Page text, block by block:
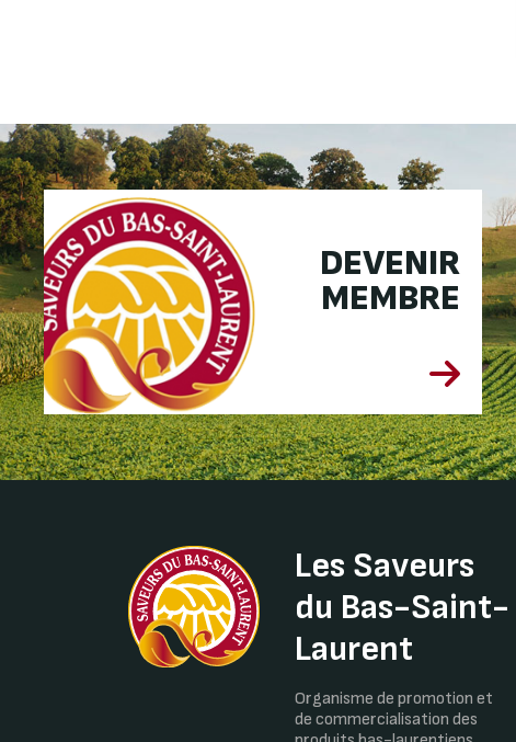
DEVENIR
MEMBRE
Les Saveurs
du Bas-Saint-
Laurent
Organisme de promotion et
de commercialisation des